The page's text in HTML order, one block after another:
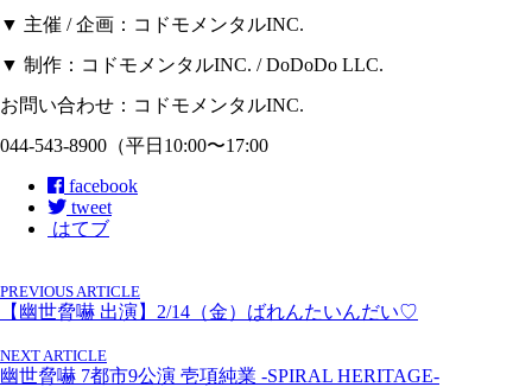
▼ 主催 / 企画：コドモメンタルINC.
▼ 制作：コドモメンタルINC. / DoDoDo LLC.
お問い合わせ：コドモメンタルINC.
044-543-8900（平日10:00〜17:00
facebook
tweet
はてブ
PREVIOUS ARTICLE
【幽世脅嚇 出演】2/14（金）ばれんたいんだい♡
NEXT ARTICLE
幽世脅嚇 7都市9公演 壱項純業 -SPIRAL HERITAGE-